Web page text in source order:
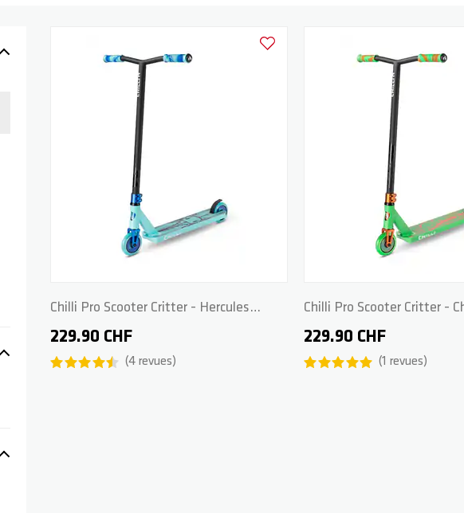
Chilli Pro Scooter Critter - Hercules
Beetle
229.90 CHF
4 revues
Ajouter à la liste d'achats
Chilli Pro Scooter Critter -
229.90 CHF
1 revues